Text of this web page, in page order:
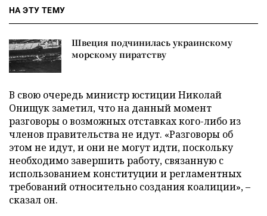
НА ЭТУ ТЕМУ
Швеция подчинилась украинскому
морскому пиратству
В свою очередь министр юстиции Николай
Онищук заметил, что на данный момент
разговоры о возможных отставках кого-либо из
членов правительства не идут. «Разговоры об
этом не идут, и они не могут идти, поскольку
необходимо завершить работу, связанную с
использованием конституции и регламентных
требований относительно создания коалиции», –
сказал он.